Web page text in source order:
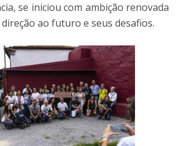
se iniciou com ambição renovada
ao futuro e seus desafios.